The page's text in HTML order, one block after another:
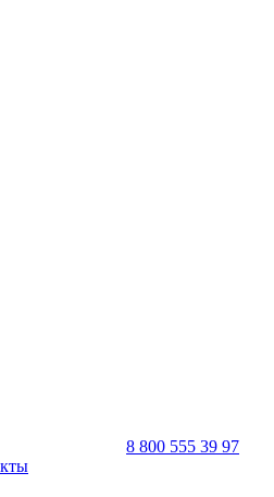
8 800 555 39 97